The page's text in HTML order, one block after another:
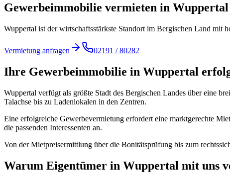
Gewerbeimmobilie vermieten in Wuppertal
Wuppertal ist der wirtschaftsstärkste Standort im Bergischen Land mit
Vermietung anfragen 02191 / 80282
Ihre Gewerbeimmobilie in Wuppertal
Wuppertal verfügt als größte Stadt des Bergischen Landes über eine
Talachse bis zu Ladenlokalen in den Zentren.
Eine erfolgreiche Gewerbevermietung erfordert eine marktgerechte
die passenden Interessenten an.
Von der Mietpreisermittlung über die Bonitätsprüfung bis zum
Warum Eigentümer in Wuppertal mit uns